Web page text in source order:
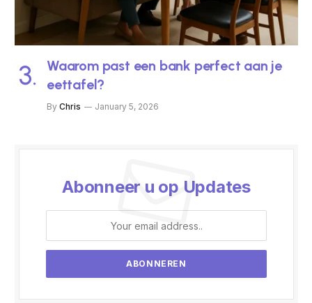
Waarom past een bank perfect aan je
eettafel?
By Chris January 5, 2026
Abonneer u op Updates